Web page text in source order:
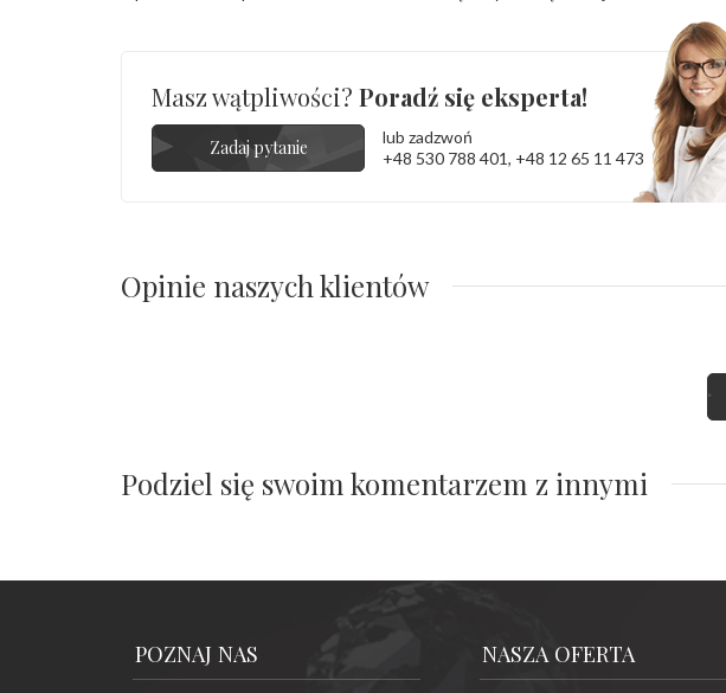
Masz wątpliwości? Poradź się eksperta!
Zadaj pytanie
lub zadzwoń
+48 530 788 401, +48 12 65 11 473
Opinie naszych klientów
Podziel się swoim komentarzem z innymi
POZNAJ NAS NASZA OFERTA